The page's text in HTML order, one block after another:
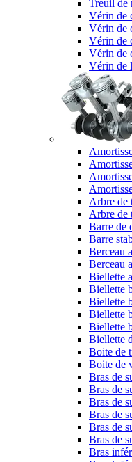
Treuil de
Vérin de
Vérin de
Vérin de
Vérin de
Vérin de
Arbre de
Arbre de
Barre de
Barre
Berceau
Berceau
Biellette
Biellette
Biellette
Biellette
Biellette
Biellette
Boite de
Boite de
Bras de
Bras de
Bras de
Bras de
Bras de
Bras de
Bras